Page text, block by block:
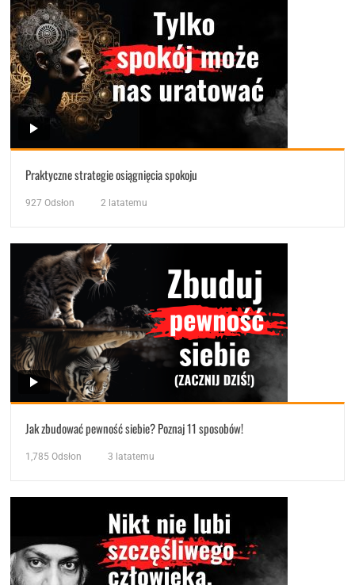
Praktyczne strategie osiągnięcia spokoju
927 Odsłon 2 latatemu
Jak zbudować pewność siebie? Poznaj 11 sposobów!
1,785 Odsłon 3 latatemu